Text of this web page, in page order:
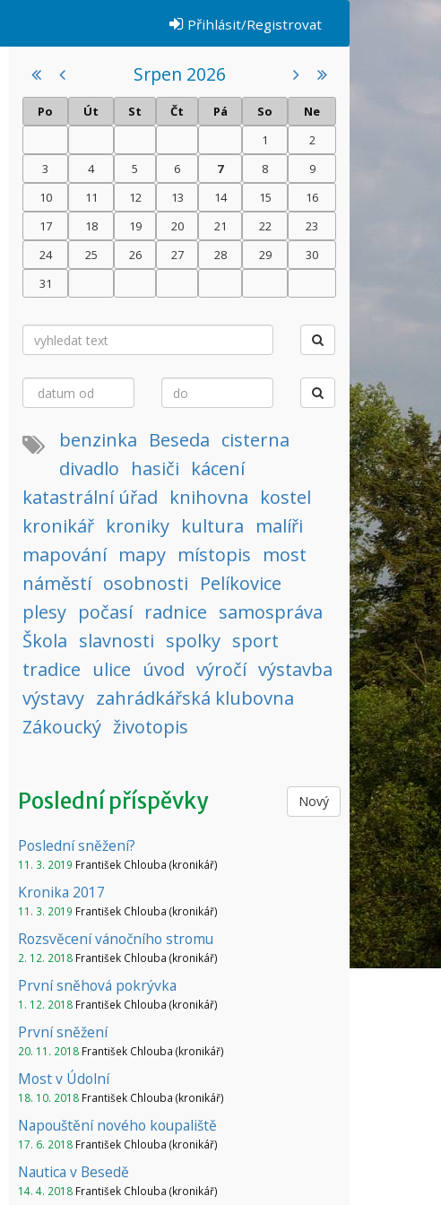
Přihlásit/Registrovat
Srpen 2026
Po Út St Čt Pá So
Ne
1
2
3
4 5 6 7 8
9
10
11 12 13 14 15
16
17
18 19 20 21 22
23
24
25 26 27 28 29
30
31
benzinka Beseda cisterna
divadlo hasiči kácení
katastrální úřad knihovna kostel
kronikář kroniky kultura malíři
mapování mapy místopis most
náměstí osobnosti Pelíkovice
plesy počasí radnice samospráva
Škola slavnosti spolky sport
tradice ulice úvod výročí výstavba
výstavy zahrádkářská klubovna
Zákoucký životopis
Nový
Poslední příspěvky
Poslední sněžení?
11. 3. 2019 František Chlouba (kronikář)
Kronika 2017
11. 3. 2019 František Chlouba (kronikář)
Rozsvěcení vánočního stromu
2. 12. 2018 František Chlouba (kronikář)
První sněhová pokrývka
1. 12. 2018 František Chlouba (kronikář)
První sněžení
20. 11. 2018 František Chlouba (kronikář)
Most v Údolní
18. 10. 2018 František Chlouba (kronikář)
Napouštění nového koupaliště
17. 6. 2018 František Chlouba (kronikář)
Nautica v Besedě
14. 4. 2018 František Chlouba (kronikář)